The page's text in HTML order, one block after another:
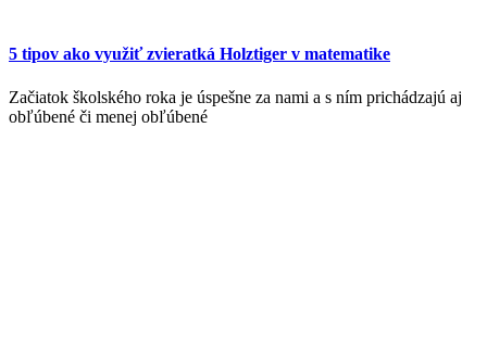
5 tipov ako využiť zvieratká Holztiger v matematike
Začiatok školského roka je úspešne za nami a s ním prichádzajú aj
obľúbené či menej obľúbené